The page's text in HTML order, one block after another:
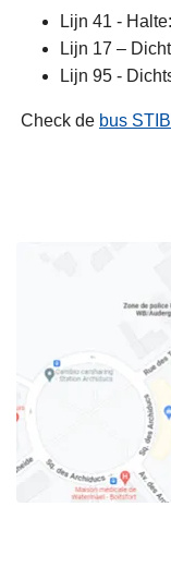
Lijn 41 -
Lijn 17 –
Lijn 95 -
Check de bus